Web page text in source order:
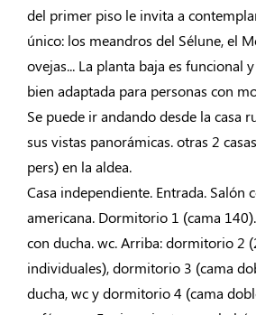
del primer piso le invita a
único: los meandros del Sélune, el
ovejas... La planta baja es funcional
bien adaptada para personas con
Se puede ir andando desde la casa
sus vistas panorámicas. otras 2
pers) en la aldea.
Casa independiente. Entrada. Salón
americana. Dormitorio 1 (cama
con ducha. wc. Arriba: dormitorio 2
individuales), dormitorio 3 (cama
ducha, wc y dormitorio 4 (cama